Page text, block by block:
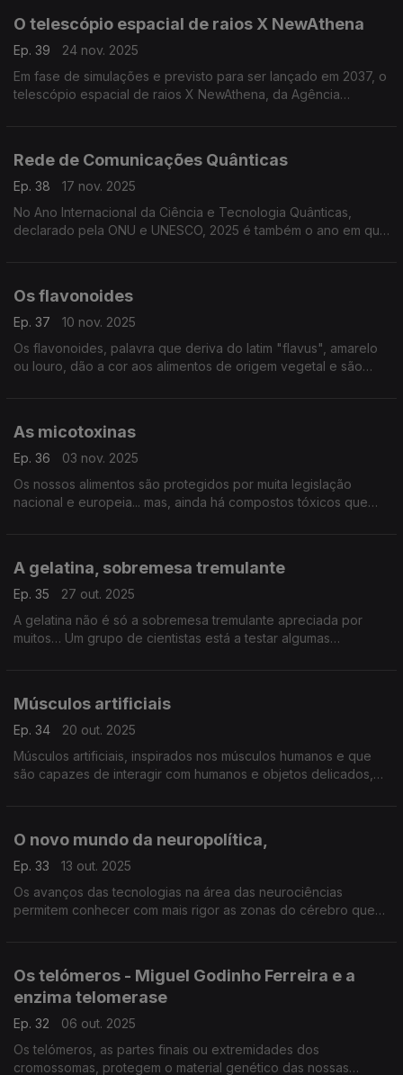
O telescópio espacial de raios X NewAthena
Ep. 39
24 nov. 2025
Em fase de simulações e previsto para ser lançado em 2037, o
telescópio espacial de raios X NewAthena, da Agência
Rede de Comunicações Quânticas
Ep. 38
17 nov. 2025
No Ano Internacional da Ciência e Tecnologia Quânticas,
declarado pela ONU e UNESCO, 2025 é também o ano em que
Os flavonoides
Ep. 37
10 nov. 2025
Os flavonoides, palavra que deriva do latim "flavus", amarelo
ou louro, dão a cor aos alimentos de origem vegetal e são
As micotoxinas
Ep. 36
03 nov. 2025
Os nossos alimentos são protegidos por muita legislação
nacional e europeia... mas, ainda há compostos tóxicos que
A gelatina, sobremesa tremulante
Ep. 35
27 out. 2025
A gelatina não é só a sobremesa tremulante apreciada por
muitos… Um grupo de cientistas está a testar algumas
Músculos artificiais
Ep. 34
20 out. 2025
Músculos artificiais, inspirados nos músculos humanos e que
são capazes de interagir com humanos e objetos delicados,
O novo mundo da neuropolítica,
Ep. 33
13 out. 2025
Os avanços das tecnologias na área das neurociências
permitem conhecer com mais rigor as zonas do cérebro que
Os telómeros - Miguel Godinho Ferreira e a
enzima telomerase
Ep. 32
06 out. 2025
Os telómeros, as partes finais ou extremidades dos
cromossomas, protegem o material genético das nossas